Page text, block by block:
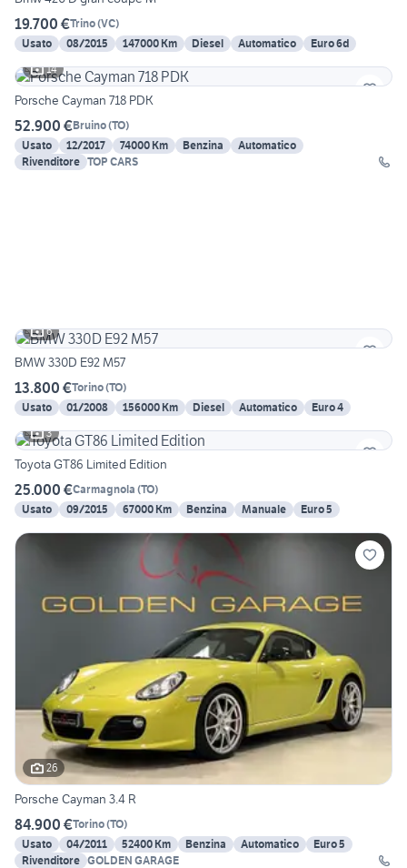
19.700 €Trino(VC)
Usato
08/2015 147000 Km Diesel Automatico
Euro 6d
14
Porsche Cayman 718 PDK
52.900 €Bruino(TO)
Usato
12/2017 74000 Km Benzina
Automatico
Rivenditore TOP CARS
6
BMW 330D E92 M57
13.800 €Torino(TO)
Usato
01/2008 156000 Km Diesel Automatico
Euro 4
3
Toyota GT86 Limited Edition
25.000 €Carmagnola (TO)
Usato
09/2015 67000 Km Benzina Manuale Euro 5
26
Porsche Cayman 3.4 R
84.900 €Torino(TO)
Usato
04/2011 52400 Km Benzina Automatico
Euro 5
Rivenditore GOLDEN GARAGE